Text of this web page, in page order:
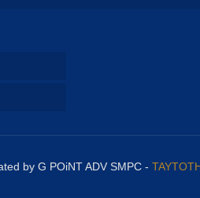
by G POiNT ADV SMPC -